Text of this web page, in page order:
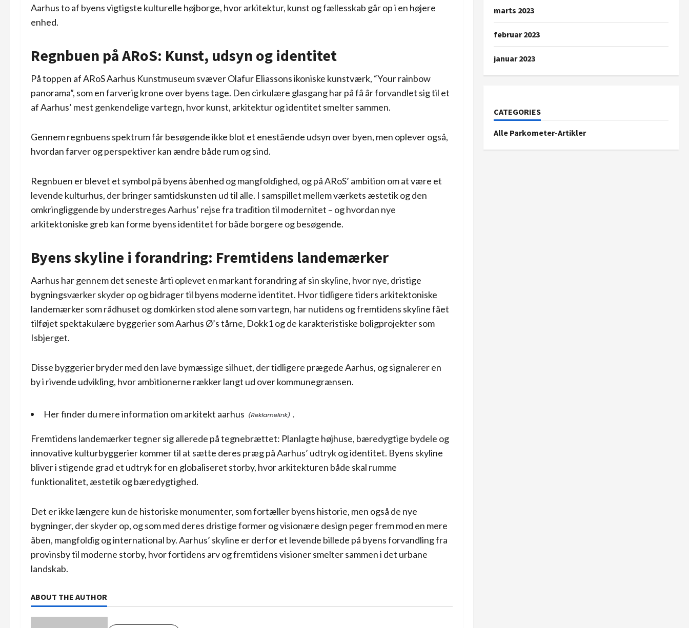
Aarhus to af byens vigtigste kulturelle højborge, hvor arkitektur, kunst og fællesskab går op i en højere
enhed.
Regnbuen på ARoS: Kunst, udsyn og identitet
På toppen af ARoS Aarhus Kunstmuseum svæver Olafur Eliassons ikoniske kunstværk, “Your rainbow
panorama”, som en farverig krone over byens tage. Den cirkulære glasgang har på få år forvandlet sig til et
af Aarhus’ mest genkendelige vartegn, hvor kunst, arkitektur og identitet smelter sammen.
Gennem regnbuens spektrum får besøgende ikke blot et enestående udsyn over byen, men oplever også,
hvordan farver og perspektiver kan ændre både rum og sind.
Regnbuen er blevet et symbol på byens åbenhed og mangfoldighed, og på ARoS’ ambition om at være et
levende kulturhus, der bringer samtidskunsten ud til alle. I samspillet mellem værkets æstetik og den
omkringliggende by understreges Aarhus’ rejse fra tradition til modernitet – og hvordan nye
arkitektoniske greb kan forme byens identitet for både borgere og besøgende.
Byens skyline i forandring: Fremtidens landemærker
Aarhus har gennem det seneste årti oplevet en markant forandring af sin skyline, hvor nye, dristige
bygningsværker skyder op og bidrager til byens moderne identitet. Hvor tidligere tiders arkitektoniske
landemærker som rådhuset og domkirken stod alene som vartegn, har nutidens og fremtidens skyline fået
tilføjet spektakulære byggerier som Aarhus Ø’s tårne, Dokk1 og de karakteristiske boligprojekter som
Isbjerget.
Disse byggerier bryder med den lave bymæssige silhuet, der tidligere prægede Aarhus, og signalerer en
by i rivende udvikling, hvor ambitionerne rækker langt ud over kommunegrænsen.
Her finder du mere information om arkitekt aarhus .
Fremtidens landemærker tegner sig allerede på tegnebrættet: Planlagte højhuse, bæredygtige bydele og
innovative kulturbyggerier kommer til at sætte deres præg på Aarhus’ udtryk og identitet. Byens skyline
bliver i stigende grad et udtryk for en globaliseret storby, hvor arkitekturen både skal rumme
funktionalitet, æstetik og bæredygtighed.
Det er ikke længere kun de historiske monumenter, som fortæller byens historie, men også de nye
bygninger, der skyder op, og som med deres dristige former og visionære design peger frem mod en mere
åben, mangfoldig og international by. Aarhus’ skyline er derfor et levende billede på byens forvandling fra
provinsby til moderne storby, hvor fortidens arv og fremtidens visioner smelter sammen i det urbane
landskab.
ABOUT THE AUTHOR
marts 2023
februar 2023
januar 2023
CATEGORIES
Alle Parkometer-Artikler